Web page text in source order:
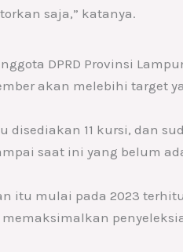
saja,” katanya.
DPRD Provinsi
akan melebihi target
disediakan 11 kursi, dan
saat ini yang belum
itu mulai pada 2023